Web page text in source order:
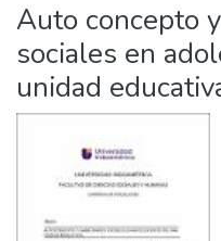
Auto concepto
sociales en
unidad